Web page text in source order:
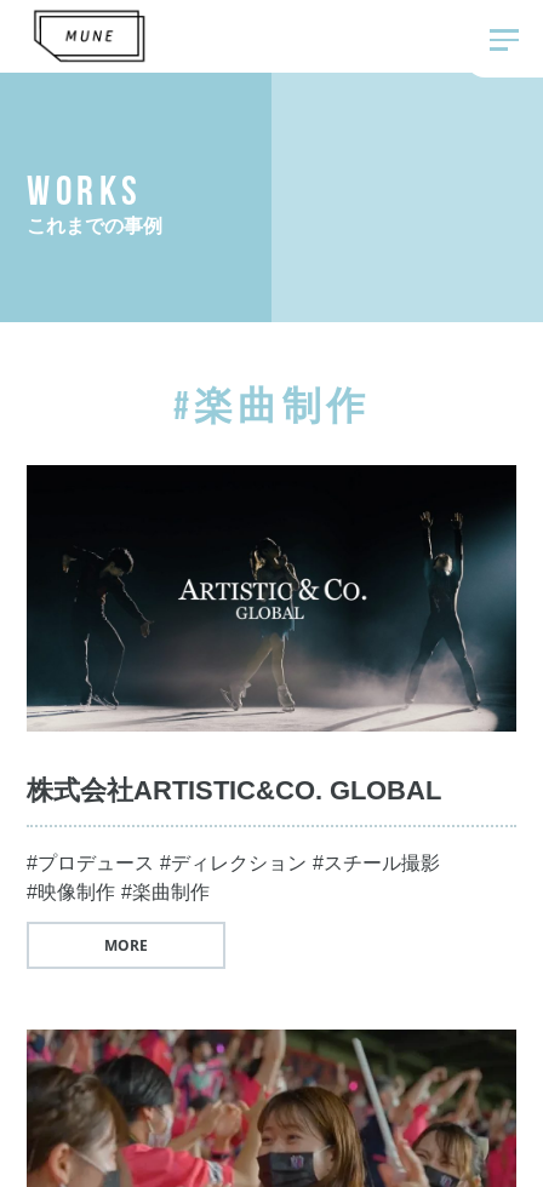
WORKS
これまでの事例
#楽曲制作
株式会社ARTISTIC&CO. GLOBAL
#プロデュース #ディレクション #スチール撮影
#映像制作 #楽曲制作
MORE